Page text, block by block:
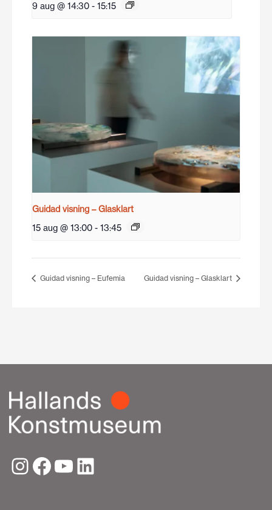
9 aug @ 14:30 - 15:15
Guidad visning – Glasklart
15 aug @ 13:00 - 13:45
Guidad visning – Eufemia Guidad visning – Glasklart